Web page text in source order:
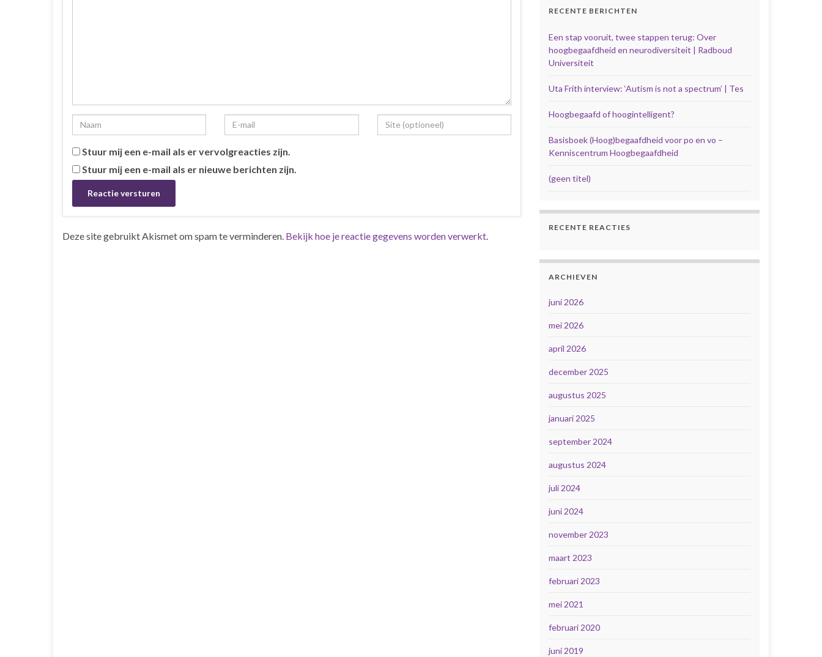
Stuur mij een e-mail als er vervolgreacties zijn.
Stuur mij een e-mail als er nieuwe berichten zijn.
Deze site gebruikt Akismet om spam te verminderen. Bekijk hoe je reactie gegevens worden verwerkt.
RECENTE BERICHTEN
Een stap vooruit, twee stappen terug: Over
hoogbegaafdheid en neurodiversiteit | Radboud
Universiteit
Uta Frith interview: ‘Autism is not a spectrum’ | Tes
Hoogbegaafd of hoogintelligent?
Basisboek (Hoog)begaafdheid voor po en vo –
Kenniscentrum Hoogbegaafdheid
(geen titel)
RECENTE REACTIES
ARCHIEVEN
juni 2026
mei 2026
april 2026
december 2025
augustus 2025
januari 2025
september 2024
augustus 2024
juli 2024
juni 2024
november 2023
maart 2023
februari 2023
mei 2021
februari 2020
juni 2019